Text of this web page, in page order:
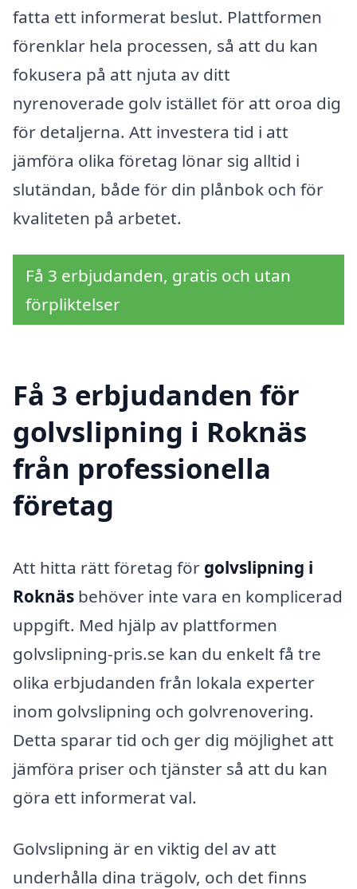
fatta ett informerat beslut. Plattformen
förenklar hela processen, så att du kan
fokusera på att njuta av ditt
nyrenoverade golv istället för att oroa dig
för detaljerna. Att investera tid i att
jämföra olika företag lönar sig alltid i
slutändan, både för din plånbok och för
kvaliteten på arbetet.
Få 3 erbjudanden, gratis och utan
förpliktelser
Få 3 erbjudanden för
golvslipning i Roknäs
från professionella
företag
Att hitta rätt företag för golvslipning i
Roknäs behöver inte vara en komplicerad
uppgift. Med hjälp av plattformen
golvslipning-pris.se kan du enkelt få tre
olika erbjudanden från lokala experter
inom golvslipning och golvrenovering.
Detta sparar tid och ger dig möjlighet att
jämföra priser och tjänster så att du kan
göra ett informerat val.
Golvslipning är en viktig del av att
underhålla dina trägolv, och det finns